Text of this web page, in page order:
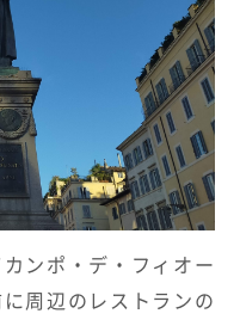
ンポ・デ・フィオー
周辺のレストランの